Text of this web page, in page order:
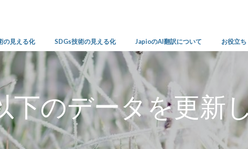
の見える化 SDGs技術の見える化 JapioのAI翻訳について お役立ち
下のデータを更新